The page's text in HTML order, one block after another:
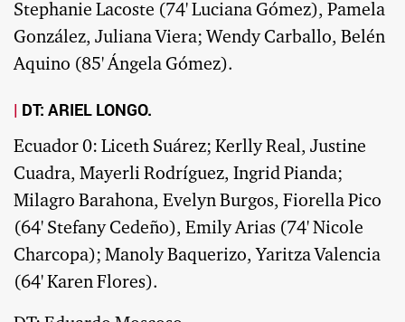
Stephanie Lacoste (74' Luciana Gómez), Pamela
González, Juliana Viera; Wendy Carballo, Belén
Aquino (85' Ángela Gómez).
DT: ARIEL LONGO.
Ecuador 0: Liceth Suárez; Kerlly Real, Justine
Cuadra, Mayerli Rodríguez, Ingrid Pianda;
Milagro Barahona, Evelyn Burgos, Fiorella Pico
(64' Stefany Cedeño), Emily Arias (74' Nicole
Charcopa); Manoly Baquerizo, Yaritza Valencia
(64' Karen Flores).